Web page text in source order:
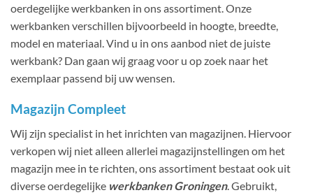
oerdegelijke werkbanken in ons assortiment. Onze
werkbanken verschillen bijvoorbeeld in hoogte, breedte,
model en materiaal. Vind u in ons aanbod niet de juiste
werkbank? Dan gaan wij graag voor u op zoek naar het
exemplaar passend bij uw wensen.
Magazijn Compleet
Wij zijn specialist in het inrichten van magazijnen. Hiervoor
verkopen wij niet alleen allerlei magazijnstellingen om het
magazijn mee in te richten, ons assortiment bestaat ook uit
diverse oerdegelijke werkbanken Groningen. Gebruikt,